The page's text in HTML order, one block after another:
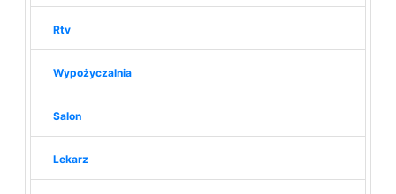
Rtv
Wypożyczalnia
Salon
Lekarz